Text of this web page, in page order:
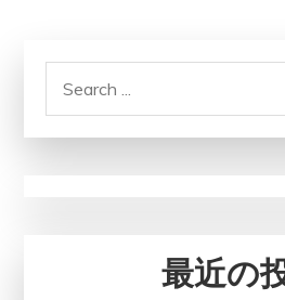
最近の